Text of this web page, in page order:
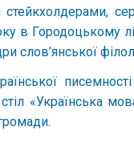
в Городоцькому
слов’янської
писемності
«Українська